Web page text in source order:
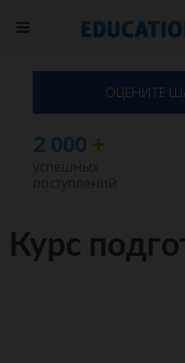
ОЦЕНИТЕ
2 000 +
Курс